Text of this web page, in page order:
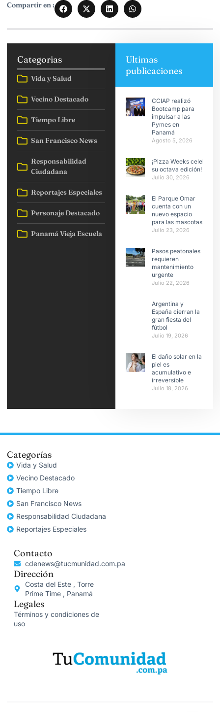
Compartir en :
Categorias
Vida y Salud
Vecino Destacado
Tiempo Libre
San Francisco News
Responsabilidad
Ciudadana
Reportajes Especiales
Personaje Destacado
Panamá Vieja Escuela
Ultimas
publicaciones
CCIAP realizó
Bootcamp para
impulsar a las
Pymes en
Panamá
Agosto 5, 2026
¡Pizza Weeks celebra
su octava edición!
Julio 30, 2026
El Parque Omar
cuenta con un
nuevo espacio
para las mascotas
Julio 23, 2026
Pasos peatonales
requieren
mantenimiento
urgente
Julio 22, 2026
Argentina y
España cierran la
gran fiesta del
fútbol
Julio 19, 2026
El daño solar en la
piel es
acumulativo e
irreversible
Julio 18, 2026
Categorías
Vida y Salud
Vecino Destacado
Tiempo Libre
San Francisco News
Responsabilidad Ciudadana
Reportajes Especiales
Contacto
cdenews@tucmunidad.com.pa
Dirección
Costa del Este , Torre
Prime Time , Panamá
Legales
Términos y condiciones de
uso